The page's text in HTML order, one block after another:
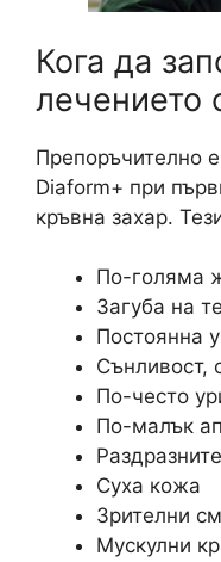
Кога да
лечението
Препоръчително
Diaform+ при
кръвна захар.
По-голяма
Загуба на
Постоянна
Сънливост,
По-често
По-малък
Суха кожа
Зрителни
Мускулни